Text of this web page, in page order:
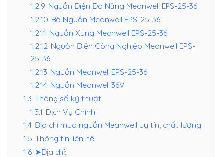
1.2.9 Nguồn Điện Đa Năng Meanwell EPS-25-36
1.2.10 Bộ Nguồn Meanwell EPS-25-36
1.2.11 Nguồn Xung Meanwell EPS-25-36
1.2.12 Nguồn Điện Công Nghiệp Meanwell EPS-
25-36
1.2.13 Nguồn Meanwell EPS-25-36
1.2.14 Nguồn Meanwell 36V
1.3 Thông số kỹ thuật:
1.3.1 Dịch Vụ Chính:
1.4 Địa chỉ mua nguồn Meanwell uy tín, chất lượng
1.5 Thông tin liên hệ:
1.6 ➤Địa chỉ: